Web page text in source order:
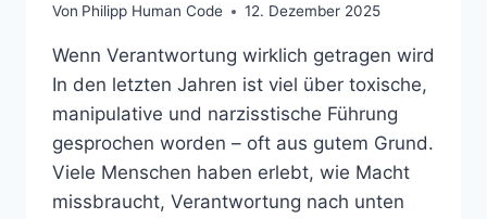
Von Philipp Human Code 12. Dezember 2025
Wenn Verantwortung wirklich getragen wird
In den letzten Jahren ist viel über toxische,
manipulative und narzisstische Führung
gesprochen worden – oft aus gutem Grund.
Viele Menschen haben erlebt, wie Macht
missbraucht, Verantwortung nach unten